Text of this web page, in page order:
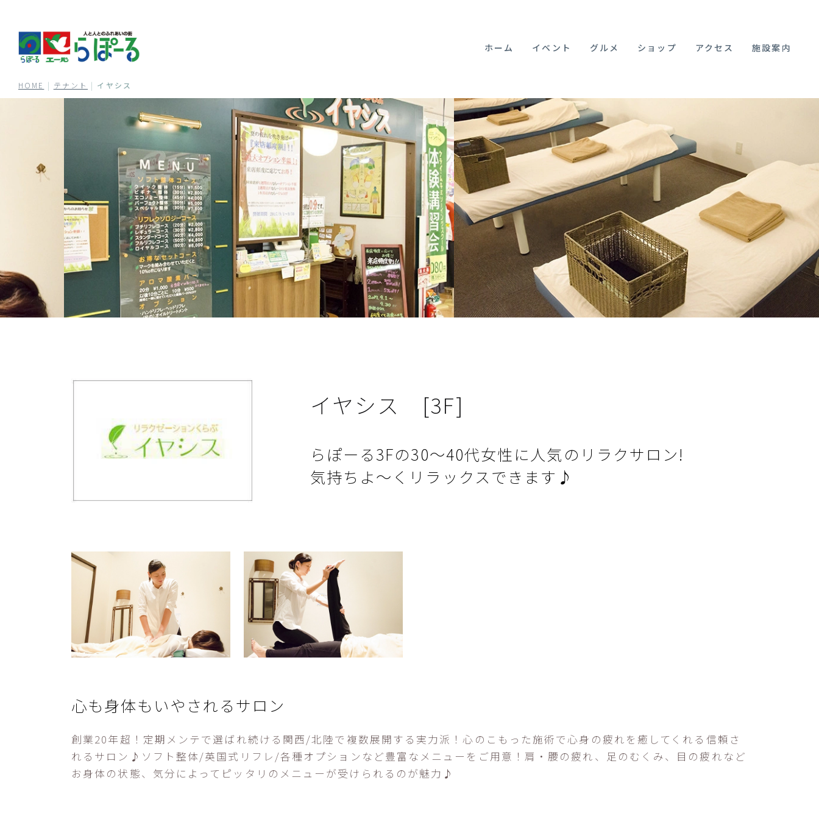
HOME | テナント | イヤシス
ホーム イベント グルメ ショップ アクセス 施設案内
イヤシス [3F]
らぽーる3Fの30〜40代女性に人気のリラクサロン!
気持ちよ〜くリラックスできます♪
心も身体もいやされるサロン
創業20年超！定期メンテで選ばれ続ける関西/北陸で複数展開する実力派！心のこもった施術で心身の疲れを癒してくれる信頼さ
れるサロン♪ソフト整体/英国式リフレ/各種オプションなど豊富なメニューをご用意！肩・腰の疲れ、足のむくみ、目の疲れなど
お身体の状態、気分によってピッタリのメニューが受けられるのが魅力♪